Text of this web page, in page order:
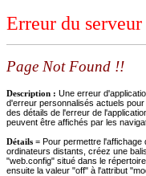
Erreur du
Page Not Found !!
Description : Une erreur
d'erreur personnalisés actuels
des détails de l'erreur de
peuvent être affichés par les
Détails = Pour permettre
ordinateurs distants, créez une
"web.config" situé dans le
ensuite la valeur "off" à l'attribut